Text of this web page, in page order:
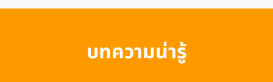
บทความน่ารู้